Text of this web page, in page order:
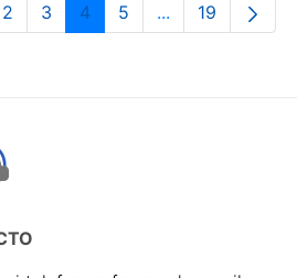
Orrialdea
2 Orrialdea
3 Orrialdea
4 Orrialdea
5 ...Intermediate
Orrialdea
19